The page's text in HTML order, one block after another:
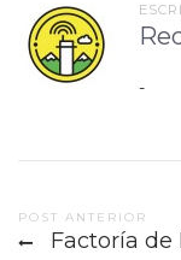
-
Post
POST ANTERIOR
Factoría de